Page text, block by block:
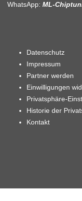
WhatsApp: ML-
Datenschutz
Impressum
Partner werden
Einwilligungen
Privatsphäre-
Historie der
Kontakt